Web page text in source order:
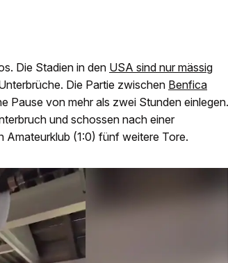
Die Stadien in den USA sind nur mässig
Die Partie zwischen Benfica
Pause von mehr als zwei Stunden einlegen.
und schossen nach einer
Amateurklub (1:0) fünf weitere Tore.